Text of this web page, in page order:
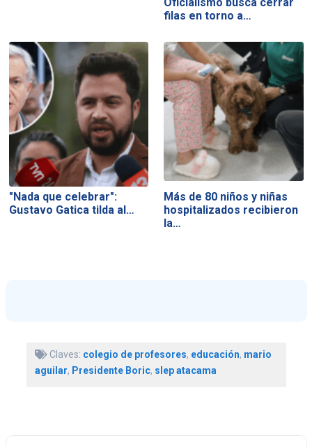
Oficialismo busca cerrar
filas en torno a…
"Nada que celebrar":
Gustavo Gatica tilda al…
Más de 80 niños y niñas
hospitalizados recibieron
la…
Claves: colegio de profesores, educación, mario
aguilar, Presidente Boric, slep atacama